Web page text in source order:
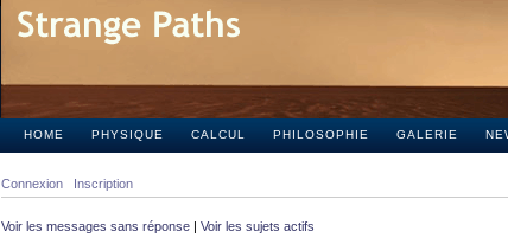
HOME PHYSIQUE CALCUL PHILOSOPHIE GALERIE
Connexion Inscription
Voir les messages sans réponse | Voir les sujets actifs